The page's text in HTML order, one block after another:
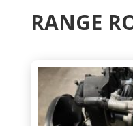
RANGE